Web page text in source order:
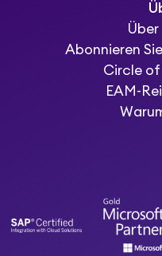
Über
Abonnieren
Circle
EAM-